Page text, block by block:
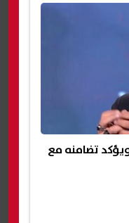
تضامنه مع